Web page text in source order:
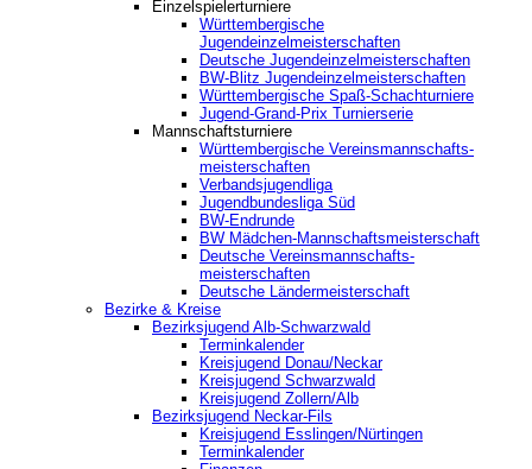
Einzelspielerturniere
Württembergische
Jugendeinzelmeisterschaften
Deutsche Jugendeinzelmeisterschaften
BW-Blitz Jugendeinzelmeisterschaften
Württembergische Spaß-Schachturniere
Jugend-Grand-Prix Turnierserie
Mannschaftsturniere
Württembergische Vereinsmannschafts-
meisterschaften
Verbandsjugendliga
Jugendbundesliga Süd
BW-Endrunde
BW Mädchen-Mannschaftsmeisterschaft
Deutsche Vereinsmannschafts-
meisterschaften
Deutsche Ländermeisterschaft
Bezirke & Kreise
Bezirksjugend Alb-Schwarzwald
Terminkalender
Kreisjugend Donau/Neckar
Kreisjugend Schwarzwald
Kreisjugend Zollern/Alb
Bezirksjugend Neckar-Fils
Kreisjugend ‎Esslingen/Nürtingen
Terminkalender